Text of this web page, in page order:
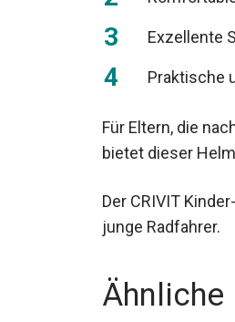
Exzellente
Praktische
Für Eltern, die
bietet dieser
Der CRIVIT
junge Radfahrer.
Ähnliche